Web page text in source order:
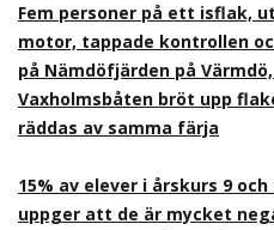
Fem personer på ett isflak,
motor, tappade kontrollen
på Nämdöfjärden på
Vaxholmsbåten bröt upp
räddas av samma färja
15% av elever i årskurs 9
uppger att de är mycket